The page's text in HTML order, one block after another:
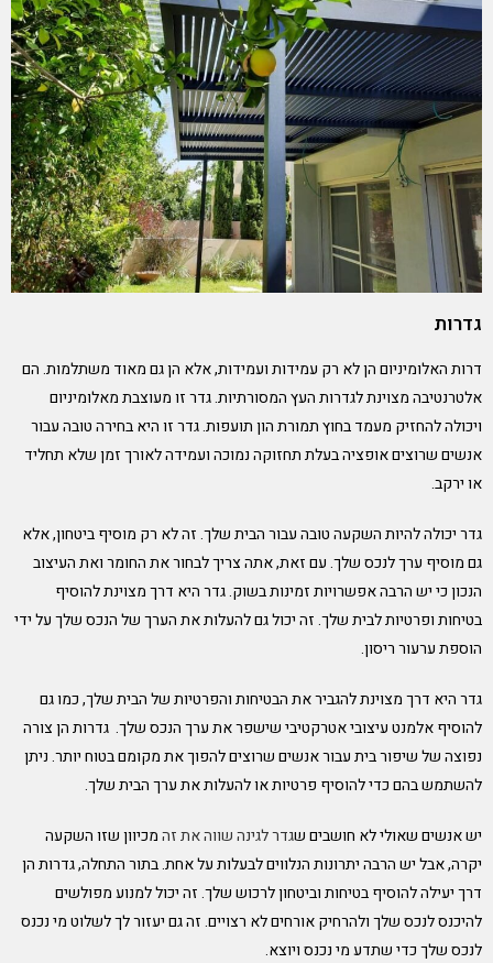
גדרות
דרות האלומיניום הן לא רק עמידות ועמידות, אלא הן גם מאוד משתלמות. הם
אלטרנטיבה מצוינת לגדרות העץ המסורתיות.גדר זו מעוצבת מאלומיניום
ויכולה להחזיק מעמד בחוץ תמורת הון תועפות. גדר זו היא בחירה טובה עבור
אנשים שרוצים אופציה בעלת תחזוקה נמוכה ועמידה לאורך זמן שלא תחליד
או ירקב.
גדר יכולה להיות השקעה טובה עבור הבית שלך. זה לא רק מוסיף ביטחון, אלא
גם מוסיף ערך לנכס שלך. עם זאת, אתה צריך לבחור את החומר ואת העיצוב
הנכון כי יש הרבה אפשרויות זמינות בשוק.גדר היא דרך מצוינת להוסיף
בטיחות ופרטיות לבית שלך. זה יכול גם להעלות את הערך של הנכס שלך על ידי
הוספת ערעור ריסון.
גדר היא דרך מצוינת להגביר את הבטיחות והפרטיות של הבית שלך, כמו גם
להוסיף אלמנט עיצובי אטרקטיבי שישפר את ערך הנכס שלך. גדרות הן צורה
נפוצה של שיפור בית עבור אנשים שרוצים להפוך את מקומם בטוח יותר. ניתן
להשתמש בהם כדי להוסיף פרטיות או להעלות את ערך הבית שלך.
יש אנשים שאולי לא חושבים שגדר לגינה שווה את זהמכיוון שזו השקעה
יקרה, אבל יש הרבה יתרונות הנלווים לבעלות על אחת. בתור התחלה, גדרות הן
דרך יעילה להוסיף בטיחות וביטחון לרכוש שלך. זה יכול למנוע מפולשים
להיכנס לנכס שלך ולהרחיק אורחים לא רצויים. זה גם יעזור לך לשלוט מי נכנס
לנכס שלך כדי שתדע מי נכנס ויוצא.